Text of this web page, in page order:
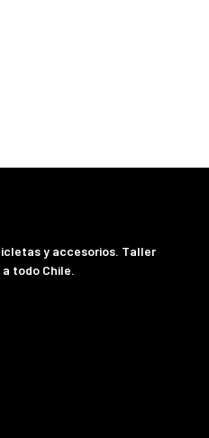
y accesorios. Taller
todo Chile.